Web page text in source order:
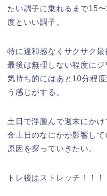
たい調子に乗れるまで15
度といい調子。
特に違和感なくサクサク最
最後は無理しない程度にジ
気持ち的にはあと10分程
う感じがする。
土日で浮腫んで週末にか
金土日のなにかが影響し
原因を探っていきたい。
トレ後はストレッチ！！！